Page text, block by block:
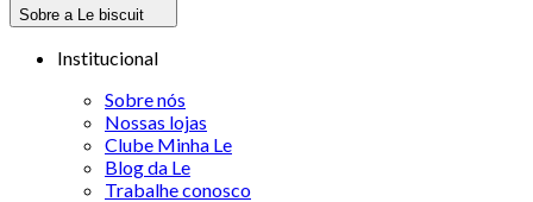
Sobre a Le biscuit
Institucional
Sobre nós
Nossas lojas
Clube Minha Le
Blog da Le
Trabalhe conosco